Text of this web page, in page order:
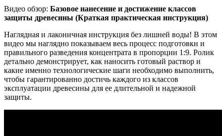
Видео обзор: Базовое нанесение и достижение классов
защиты древесины (Краткая практическая инструкция)
Наглядная и лаконичная инструкция без лишней воды! В этом
видео мы наглядно показываем весь процесс подготовки и
правильного разведения концентрата в пропорции 1:9. Ролик
детально демонстрирует, как наносить готовый раствор и
какие именно технологические шаги необходимо выполнить,
чтобы гарантированно достичь каждого из классов
эксплуатации древесины для ее длительной и надежной
защиты.